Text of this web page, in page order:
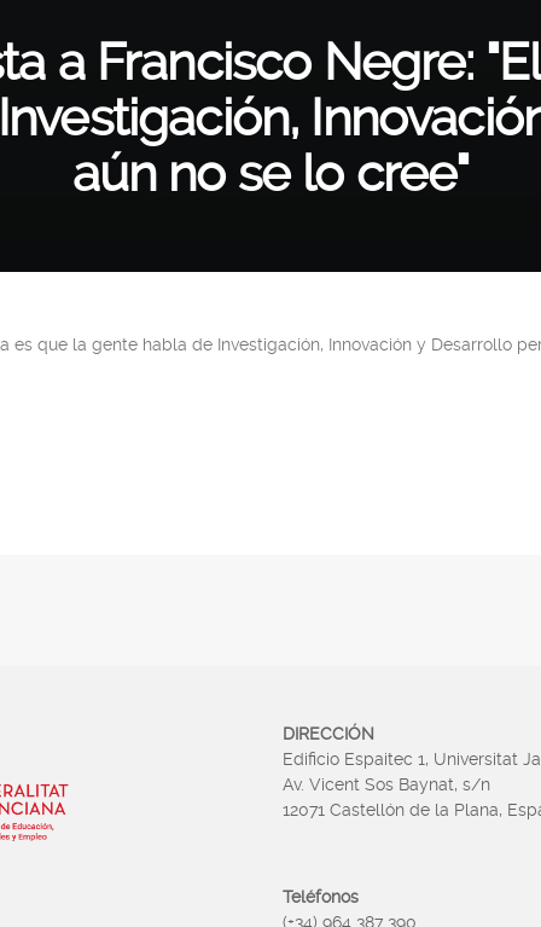
a Francisco Negre:
aún no se lo cree"
es que la gente habla de Investigación, Innovación y Desarrollo
DIRECCIÓN
Edificio Espaitec 1, Universitat
Av. Vicent Sos Baynat, s/n
12071 Castellón de la Plana,
Teléfonos
(+34) 964 387 390